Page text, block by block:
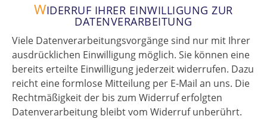
WIDERRUF IHRER EINWILLIGUNG ZUR
DATENVERARBEITUNG
Viele Datenverarbeitungsvorgänge sind nur mit Ihrer
ausdrücklichen Einwilligung möglich. Sie können eine
bereits erteilte Einwilligung jederzeit widerrufen. Dazu
reicht eine formlose Mitteilung per E-Mail an uns. Die
Rechtmäßigkeit der bis zum Widerruf erfolgten
Datenverarbeitung bleibt vom Widerruf unberührt.